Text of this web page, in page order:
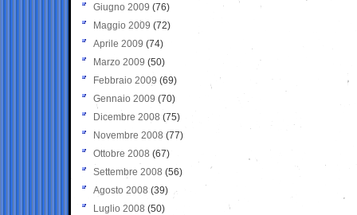
Giugno 2009 (76)
Maggio 2009 (72)
Aprile 2009 (74)
Marzo 2009 (50)
Febbraio 2009 (69)
Gennaio 2009 (70)
Dicembre 2008 (75)
Novembre 2008 (77)
Ottobre 2008 (67)
Settembre 2008 (56)
Agosto 2008 (39)
Luglio 2008 (50)